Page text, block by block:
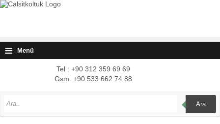
≡ Menü
Tel : +90 312 359 69 69
Gsm: +90 533 662 74 88
Ara